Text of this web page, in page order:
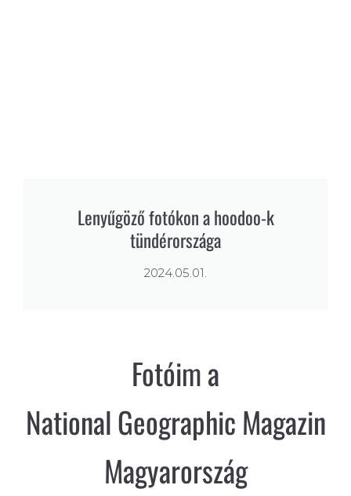
Lenyűgöző fotókon a hoodoo-k
tündérországa
2024.05.01.
Fotóim a
National Geographic Magazin
Magyarország